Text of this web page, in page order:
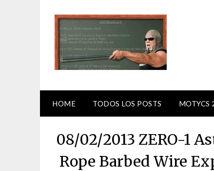
HOME TODOS LOS POSTS MOTYCS
08/02/2013 ZERO-1
Rope Barbed Wire